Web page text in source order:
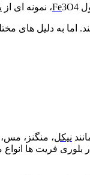
Fe3O4، نمونه ای از یک آهنربای فریت است که از قرن ها پیش برای ساخت قطب نما به کار می رفته است.
اما به دلیل های
نیکل، منگنز،
فریت ها